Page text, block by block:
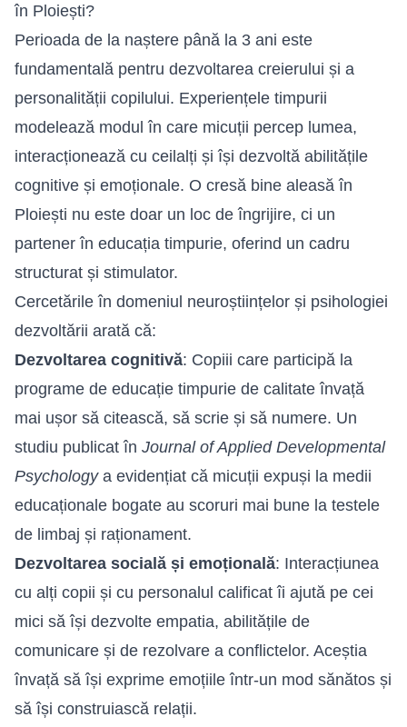
în Ploiești?
Perioada de la naștere până la 3 ani este
fundamentală pentru dezvoltarea creierului și a
personalității copilului. Experiențele timpurii
modelează modul în care micuții percep lumea,
interacționează cu ceilalți și își dezvoltă abilitățile
cognitive și emoționale. O cresă bine aleasă în
Ploiești nu este doar un loc de îngrijire, ci un
partener în educația timpurie, oferind un cadru
structurat și stimulator.
Cercetările în domeniul neuroștiințelor și psihologiei
dezvoltării arată că:
Dezvoltarea cognitivă: Copiii care participă la
programe de educație timpurie de calitate învață
mai ușor să citească, să scrie și să numere. Un
studiu publicat în Journal of Applied Developmental
Psychologya evidențiat că micuții expuși la medii
educaționale bogate au scoruri mai bune la testele
de limbaj și raționament.
Dezvoltarea socială și emoțională: Interacțiunea
cu alți copii și cu personalul calificat îi ajută pe cei
mici să își dezvolte empatia, abilitățile de
comunicare și de rezolvare a conflictelor. Aceștia
învață să își exprime emoțiile într-un mod sănătos și
să își construiască relații.